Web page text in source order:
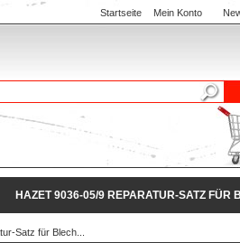
Startseite Mein Konto
HAZET 9036-05/9 REPARATUR-SATZ FÜR
Satz für Blech...